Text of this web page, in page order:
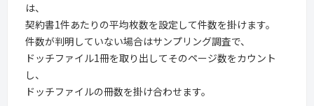
は、
契約書1件あたりの平均枚数を設定して件数を掛けます。
件数が判明していない場合はサンプリング調査で、
ドッチファイル1冊を取り出してそのページ数をカウント
し、
ドッチファイルの冊数を掛け合わせます。